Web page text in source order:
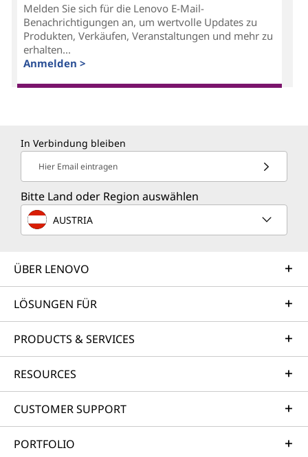
Melden Sie sich für die Lenovo E-Mail-
Benachrichtigungen an, um wertvolle Updates zu
Produkten, Verkäufen, Veranstaltungen und mehr zu
erhalten...
Anmelden >
In Verbindung bleiben
Hier Email eintragen
Bitte Land oder Region auswählen
AUSTRIA
ÜBER LENOVO
LÖSUNGEN FÜR
PRODUCTS & SERVICES
RESOURCES
CUSTOMER SUPPORT
PORTFOLIO